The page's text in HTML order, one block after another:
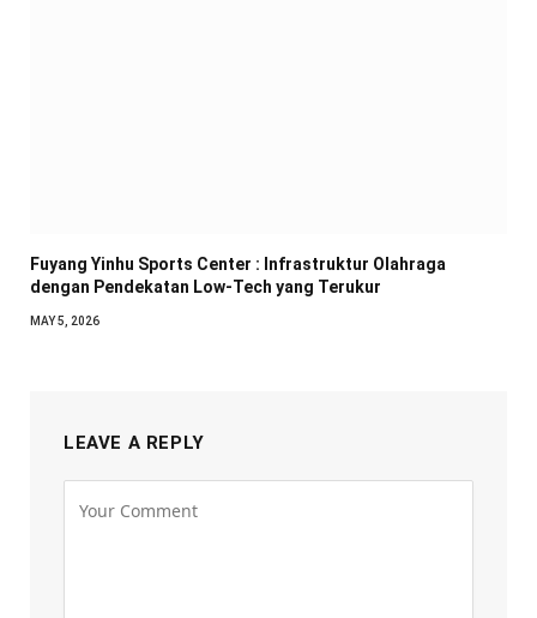
Fuyang Yinhu Sports Center : Infrastruktur Olahraga
dengan Pendekatan Low-Tech yang Terukur
MAY 5, 2026
LEAVE A REPLY